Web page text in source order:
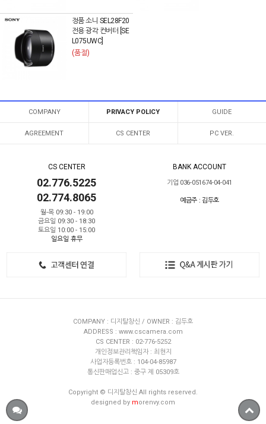
정품 소니 SEL28F20
전용 광각 컨버터 [SE
L075UWC]
(품절)
COMPANY PRIVACY POLICY GUIDE
AGREEMENT CS CENTER PC VER.
CS CENTER
02.776.5225
02.774.8065
월-목 09:30 - 19:00
금요일 09:30 - 18:30
토요일 10:00 - 15:00
일요일 휴무
BANK ACCOUNT
기업 036-051674-04-041
예금주 : 김두호
COMPANY : 디지탈창신 / OWNER : 김두호
ADDRESS : www.cscamera.com
CS CENTER : 02-776-5252
개인정보관리책임자 : 최현지
사업자등록번호 : 104-04-85987
통신판매업신고 : 중구 제 05309호
Copyright © 디지탈창신 All rights reserved.
designed by morenvy.com